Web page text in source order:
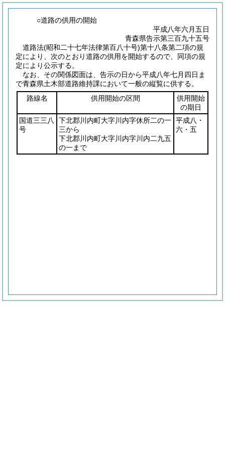
○道路の供用の開始
平成八年六月五日
青森県告示第三百九十五号
道路法(昭和二十七年法律第百八十号)第十八条第二項の規
定により、次のとおり道路の供用を開始するので、同項の規
定により公示する。
なお、その関係図面は、告示の日から平成八年七月四日ま
で青森県土木部道路維持課において一般の縦覧に供する。
路線名
供用開始の区間
供用開始
の期日
国道三三八
号
下北郡川内町大字川内字休所二の一
三から
下北郡川内町大字川内字川内二九五
の一まで
平成八・
六・五